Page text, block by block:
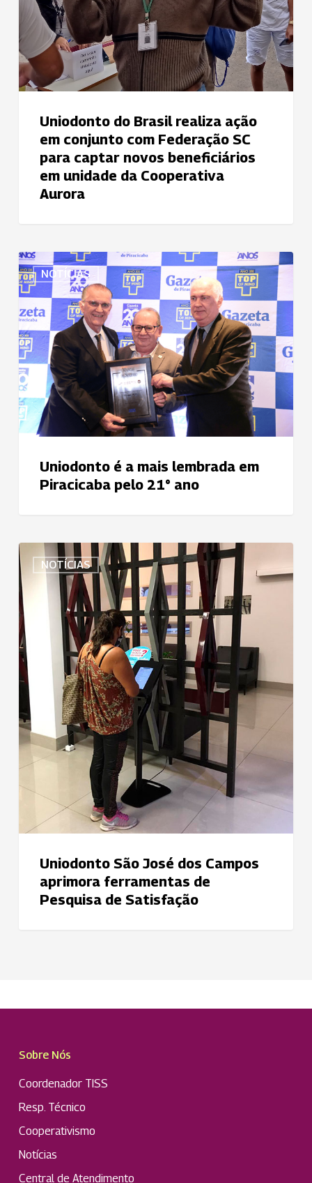
para
captar
novos
beneficiários
em
Uniodonto do Brasil realiza ação
em conjunto com Federação SC
para captar novos beneficiários
em unidade da Cooperativa
Aurora
NOTÍCIAS
Uniodonto
é
a
mais
lembrada
em
Piracicaba
pelo
21°
ano
Uniodonto é a mais lembrada em
Piracicaba pelo 21° ano
NOTÍCIAS
Uniodonto
São
José
dos
Campos
aprimora
ferramentas
de
Pesquisa
de
Satisfação
Uniodonto São José dos Campos
aprimora ferramentas de
Pesquisa de Satisfação
Sobre Nós
Coordenador TISS
Resp. Técnico
Cooperativismo
Notícias
Central de Atendimento